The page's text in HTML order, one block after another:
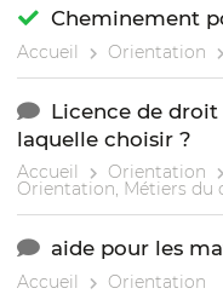
Cheminement
Accueil Orientation
Licence de droit
laquelle choisir ?
Accueil Orientation
Orientation, Métiers du
aide pour les
Accueil Orientation